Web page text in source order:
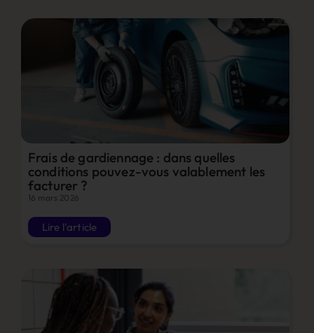
Frais de gardiennage : dans quelles
conditions pouvez-vous valablement les
facturer ?
16 mars 2026
Lire l'article